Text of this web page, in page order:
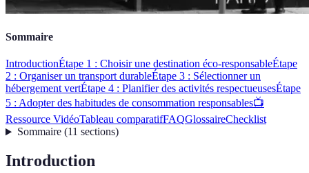
Sommaire
IntroductionÉtape 1 : Choisir une destination éco-responsableÉtape
2 : Organiser un transport durableÉtape 3 : Sélectionner un
hébergement vertÉtape 4 : Planifier des activités respectueusesÉtape
5 : Adopter des habitudes de consommation responsables📺
Ressource VidéoTableau comparatifFAQGlossaireChecklist
Sommaire(11 sections)
Introduction